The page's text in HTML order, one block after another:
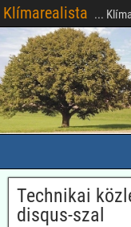
Klímarealista ...
Technikai
disqus-szal